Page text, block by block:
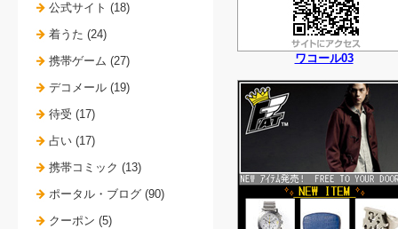
ワコール03
公式サイト (18)
着うた (24)
携帯ゲーム (27)
デコメール (19)
待受 (17)
占い (17)
携帯コミック (13)
ポータル・ブログ (90)
クーポン (5)